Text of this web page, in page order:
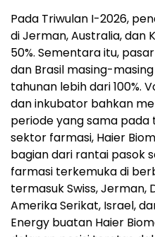
Pada Triwulan I-2026,
di Jerman, Australia, dan
50%. Sementara itu,
dan Brasil masing-
tahunan lebih dari 100%.
dan inkubator bahkan
periode yang sama pada
sektor farmasi, Haier
bagian dari rantai pasok
farmasi terkemuka di
termasuk Swiss, Jerman,
Amerika Serikat, Israel,
Energy buatan Haier